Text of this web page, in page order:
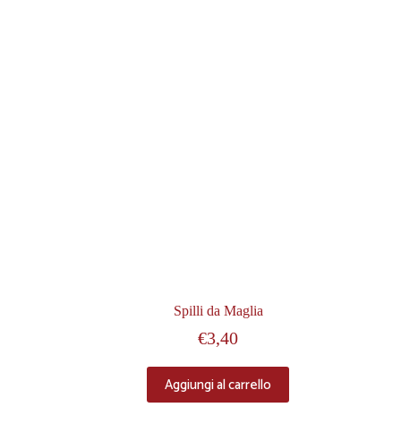
Spilli da Maglia
€3,40
Aggiungi al carrello